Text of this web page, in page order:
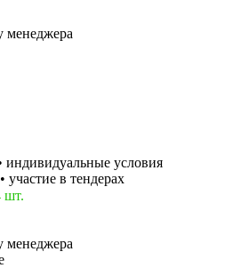
менеджера
индивидуальные условия
участие в тендерах
шт.
менеджера